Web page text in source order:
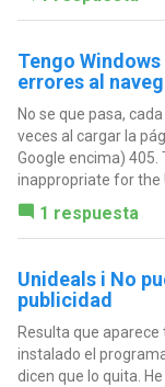
Tengo
errores al
No se que pasa,
veces al cargar la
Google encima) 405.
inappropriate for the
1 respuesta
Unideals i No
publicidad
Resulta que
instalado el
dicen que lo quita.